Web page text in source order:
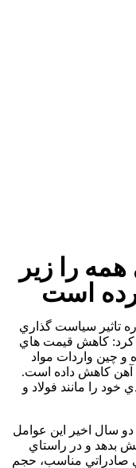
را زیر
است
تاثير سياست گذاري
کرد: کاهش قيمت هاي
سال 2014 شروع شده و چين واردات مواد
آهن کاهش داده است.
را مانند فولاد و
دو سال اخير اين عوامل
بدهد و در راستاي
صادراتي مناسب، حجم